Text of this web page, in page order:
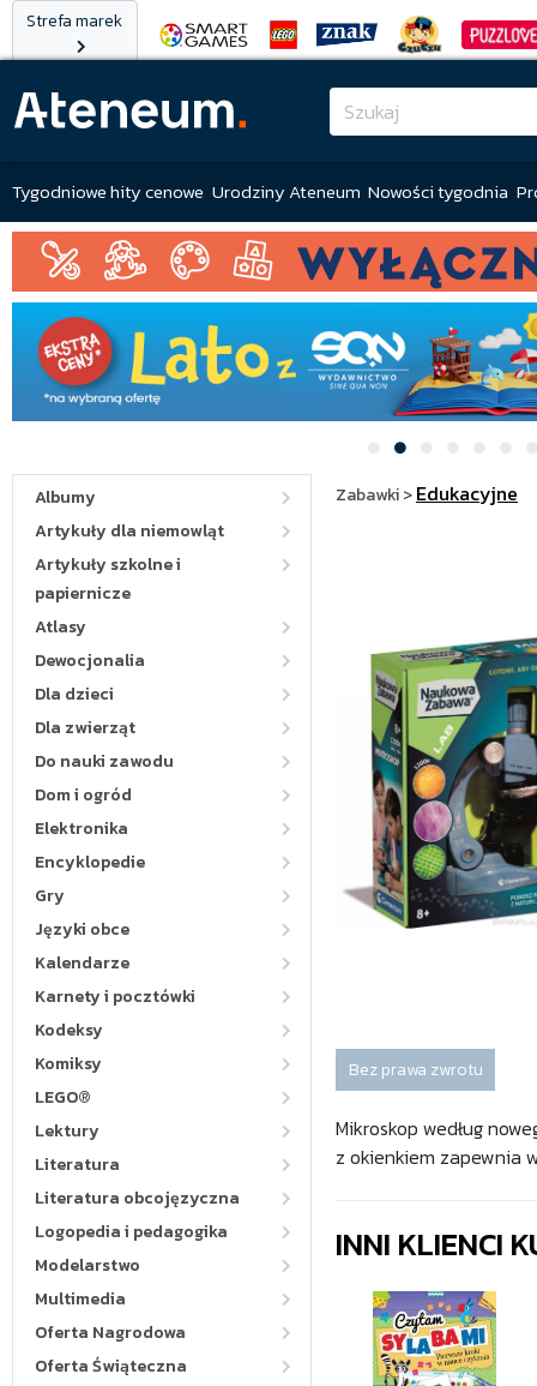
Strefa marek
Tygodniowe hity cenowe Urodziny Ateneum Nowości tygodnia
Albumy
Artykuły dla niemowląt
Artykuły szkolne i
papiernicze
Atlasy
Dewocjonalia
Dla dzieci
Dla zwierząt
Do nauki zawodu
Dom i ogród
Elektronika
Encyklopedie
Gry
Języki obce
Kalendarze
Karnety i pocztówki
Kodeksy
Komiksy
LEGO®
Lektury
Literatura
Literatura obcojęzyczna
Logopedia i pedagogika
Modelarstwo
Multimedia
Oferta Nagrodowa
Oferta Świąteczna
Zabawki>Edukacyjne
Bez prawa zwrotu
Mikroskop według
z okienkiem zapewnia
INNI KLIENCI